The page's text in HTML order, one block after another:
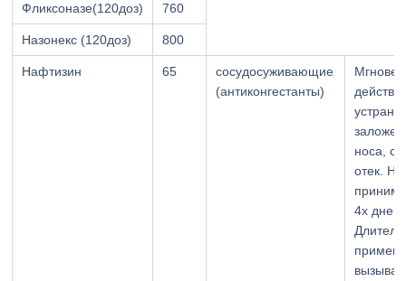
Фликсоназе(120доз) 760
Назонекс (120доз) 800
Нафтизин 65
сосудосуживающие
(антикoнгecтaнты)
носа,
отек.
4х дней.